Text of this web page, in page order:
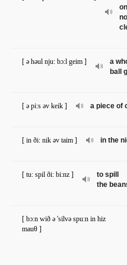
a
ball
[ ə həul nju: bɔ:l geim ]
a piece of
[ ə pi:s əv keik ]
in the
[ in ði: nik əv taim ]
to spill
the
[ tu: spil ði: bi:nz ]
[ bɔ:n wið ə 'silvə spu:n in hiz
mauθ ]